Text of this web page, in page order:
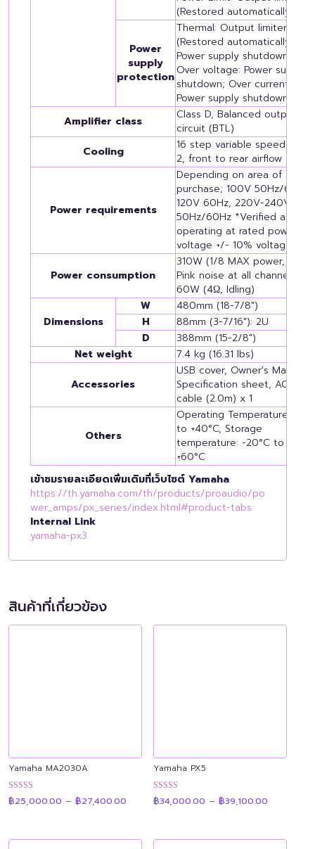
(Restored automatically)
Power
supply
protection
Thermal: Output limiter
(Restored automatically) →
Power supply shutdown;
Over voltage: Power supply
shutdown; Over current:
Power supply shutdown
Amplifier class
Class D, Balanced output
circuit (BTL)
Cooling
16 step variable speed fan x
2, front to rear airflow
Power requirements
Depending on area of
purchase; 100V 50Hz/60Hz,
120V 60Hz, 220V-240V
50Hz/60Hz *Verified as
operating at rated power
voltage +/- 10% voltage.
Power consumption
310W (1/8 MAX power, 4Ω,
Pink noise at all channels),
60W (4Ω, Idling)
Dimensions
W
480mm (18-7/8")
H
88mm (3-7/16"): 2U
D
388mm (15-2/8")
Net weight
7.4 kg (16.31 lbs)
Accessories
USB cover, Owner's Manual,
Specification sheet, AC
cable (2.0m) x 1
Others
Operating Temperature: 0°C
to +40°C, Storage
temperature: -20°C to
+60°C
เข้าชมรายละเอียดเพิ่มเติมที่เว็บไซต์ Yamaha
https://th.yamaha.com/th/products/proaudio/po
wer_amps/px_series/index.html#product-tabs
Internal Link
yamaha-px3
สินค้าที่เกี่ยวข้อง
Yamaha MA2030A
ให้คะแนน
4.89
฿25,000.00 – ฿27,400.00 range:
Yamaha PX5
ให้คะแนน
4.90
฿34,000.00 – ฿39,100.00range: